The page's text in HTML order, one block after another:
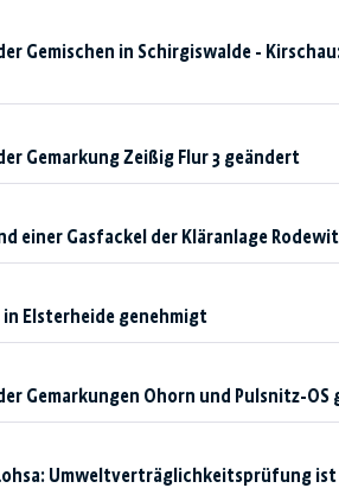
Gemischen in Schirgiswalde -
Gemarkung Zeißig Flur 3 geändert
einer Gasfackel der Kläranlage
Elsterheide genehmigt
Gemarkungen Ohorn und Pulsnitz-OS
Umweltverträglichkeitsprüfung